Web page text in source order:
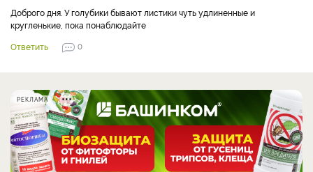
Доброго дня. У голубики бывают листики чуть удлиненные и
кругленькие, пока понаблюдайте
Ответить
0
РЕКЛАМА